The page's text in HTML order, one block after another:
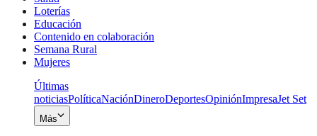
Loterías
Educación
Contenido en colaboración
Semana Rural
Mujeres
Últimas
noticiasPolíticaNaciónDineroDeportesOpiniónImpresaJet Set
Más